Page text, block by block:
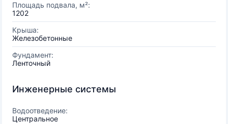
Площадь подвала, м²:
1202
Крыша:
Железобетонные
Фундамент:
Ленточный
Инженерные системы
Водоотведение:
Центральное